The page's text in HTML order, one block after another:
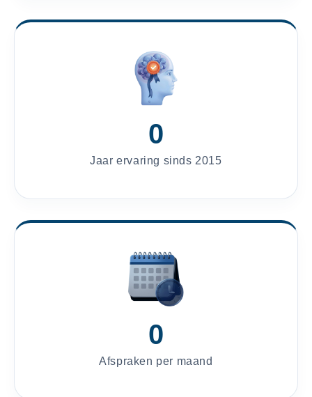
0
Jaar ervaring sinds 2015
0
Afspraken per maand